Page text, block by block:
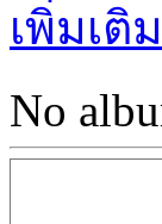
เพิ่มเติม
No